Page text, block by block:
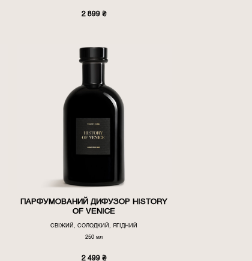
2 899 ₴
ПАРФУМОВАНИЙ ДИФУЗОР HISTORY
OF VENICE
СВІЖИЙ, СОЛОДКИЙ, ЯГІДНИЙ
250 мл
2 499 ₴